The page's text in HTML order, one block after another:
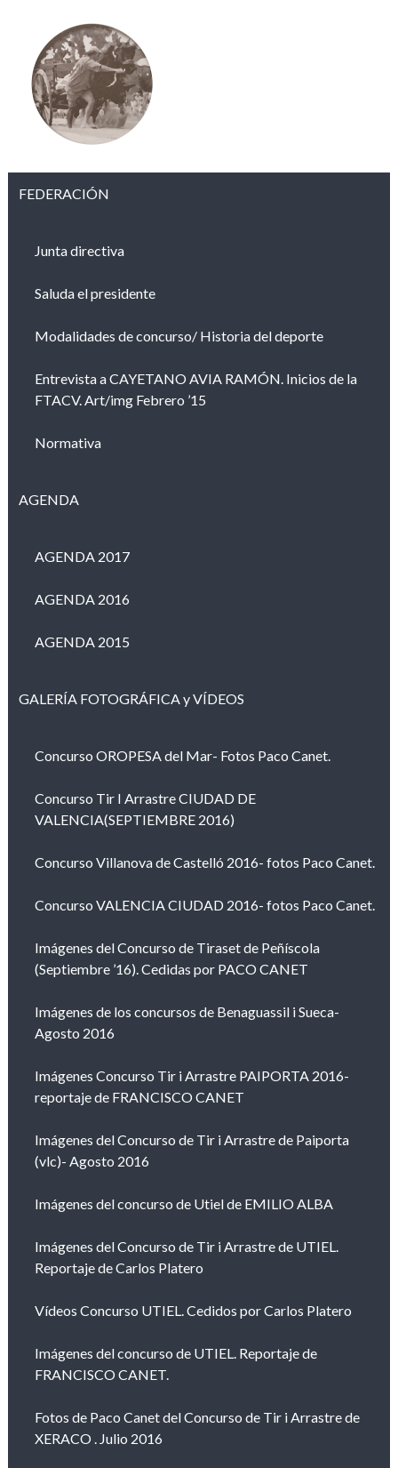
FEDERACIÓN
Junta directiva
Saluda el presidente
Modalidades de concurso/ Historia del deporte
Entrevista a CAYETANO AVIA RAMÓN. Inicios de la
FTACV. Art/img Febrero ’15
Normativa
AGENDA
AGENDA 2017
AGENDA 2016
AGENDA 2015
GALERÍA FOTOGRÁFICA y VÍDEOS
Concurso OROPESA del Mar- Fotos Paco Canet.
Concurso Tir I Arrastre CIUDAD DE
VALENCIA(SEPTIEMBRE 2016)
Concurso Villanova de Castelló 2016- fotos Paco Canet.
Concurso VALENCIA CIUDAD 2016- fotos Paco Canet.
Imágenes del Concurso de Tiraset de Peñíscola
(Septiembre ’16). Cedidas por PACO CANET
Imágenes de los concursos de Benaguassil i Sueca-
Agosto 2016
Imágenes Concurso Tir i Arrastre PAIPORTA 2016-
reportaje de FRANCISCO CANET
Imágenes del Concurso de Tir i Arrastre de Paiporta
(vlc)- Agosto 2016
Imágenes del concurso de Utiel de EMILIO ALBA
Imágenes del Concurso de Tir i Arrastre de UTIEL.
Reportaje de Carlos Platero
Vídeos Concurso UTIEL. Cedidos por Carlos Platero
Imágenes del concurso de UTIEL. Reportaje de
FRANCISCO CANET.
Fotos de Paco Canet del Concurso de Tir i Arrastre de
XERACO . Julio 2016